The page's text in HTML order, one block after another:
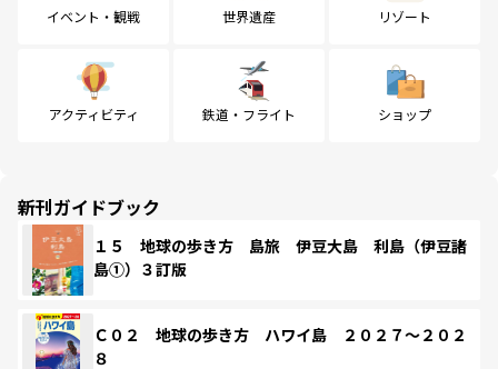
イベント・観戦 世界遺産 リゾート
アクティビティ 鉄道・フライト ショップ
新刊ガイドブック
１５ 地球の歩き方 島旅 伊豆大島 利島（伊豆諸
島①）３訂版
Ｃ０２ 地球の歩き方 ハワイ島 ２０２７～２０２
８